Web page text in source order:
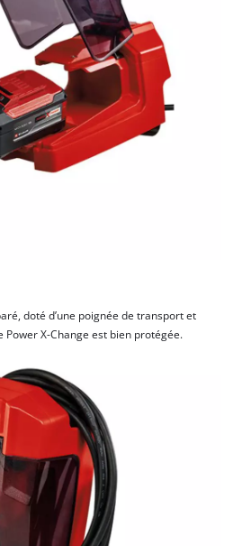
doté d’une poignée de transport et
Power X-Change est bien protégée.